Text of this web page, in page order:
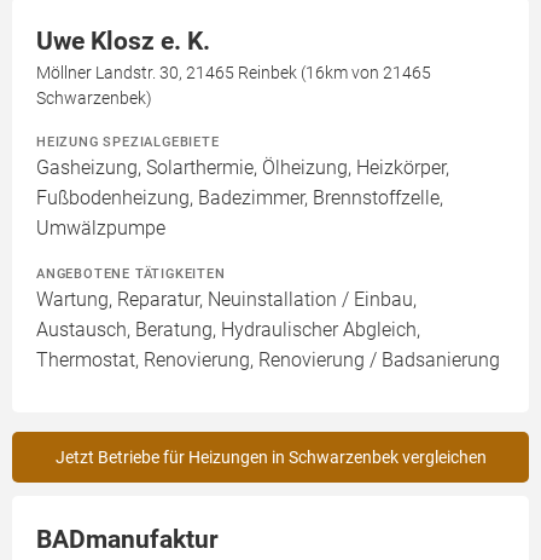
Uwe Klosz e. K.
Möllner Landstr. 30, 21465 Reinbek (16km von 21465
Schwarzenbek)
HEIZUNG SPEZIALGEBIETE
Gasheizung, Solarthermie, Ölheizung, Heizkörper,
Fußbodenheizung, Badezimmer, Brennstoffzelle,
Umwälzpumpe
ANGEBOTENE TÄTIGKEITEN
Wartung, Reparatur, Neuinstallation / Einbau,
Austausch, Beratung, Hydraulischer Abgleich,
Thermostat, Renovierung, Renovierung / Badsanierung
Jetzt Betriebe für Heizungen in Schwarzenbek vergleichen
BADmanufaktur